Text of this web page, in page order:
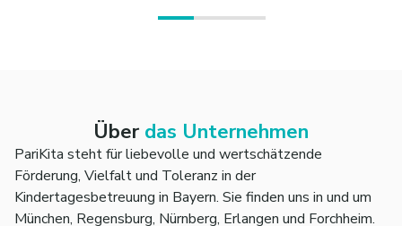
Über das Unternehmen
PariKita steht für liebevolle und wertschätzende
Förderung, Vielfalt und Toleranz in der
Kindertagesbetreuung in Bayern. Sie finden uns in und um
München, Regensburg, Nürnberg, Erlangen und Forchheim.